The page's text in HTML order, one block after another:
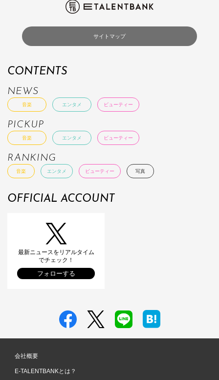
サイトマップ
CONTENTS
NEWS
音楽 エンタメ ビューティー
PICKUP
音楽 エンタメ ビューティー
RANKING
音楽 エンタメ ビューティー 写真
OFFICIAL ACCOUNT
最新ニュースをリアルタイム
でチェック！
フォローする
会社概要
E-TALENTBANKとは？